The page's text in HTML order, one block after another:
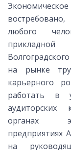
любого
на рынке
карьерного
работать в
аудиторских
органах
предприятиях
на